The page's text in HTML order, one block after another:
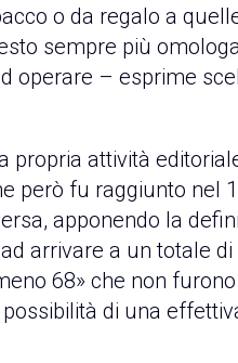
o da regalo a
sempre più
operare – esprime
propria attività
però fu raggiunto nel
apponendo la
arrivare a un totale di
68» che non
di una